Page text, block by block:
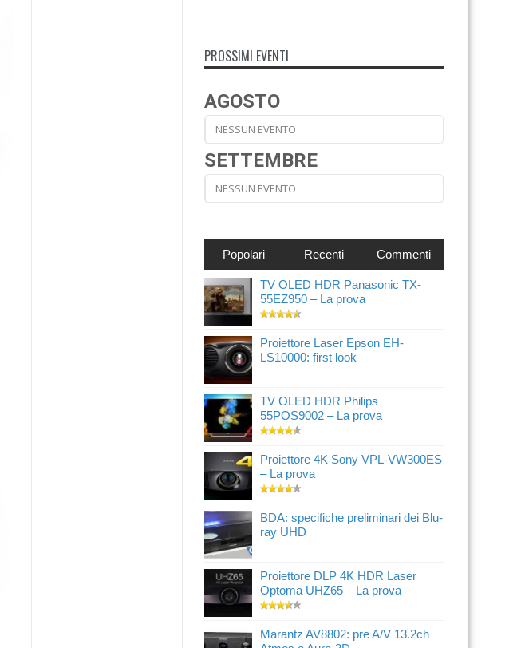
PROSSIMI EVENTI
AGOSTO
NESSUN EVENTO
SETTEMBRE
NESSUN EVENTO
Popolari Recenti Commenti
TV OLED HDR Panasonic TX-
55EZ950 – La prova
Proiettore Laser Epson EH-
LS10000: first look
TV OLED HDR Philips
55POS9002 – La prova
Proiettore 4K Sony VPL-VW300ES
– La prova
BDA: specifiche preliminari dei Blu-
ray UHD
Proiettore DLP 4K HDR Laser
Optoma UHZ65 – La prova
Marantz AV8802: pre A/V 13.2ch